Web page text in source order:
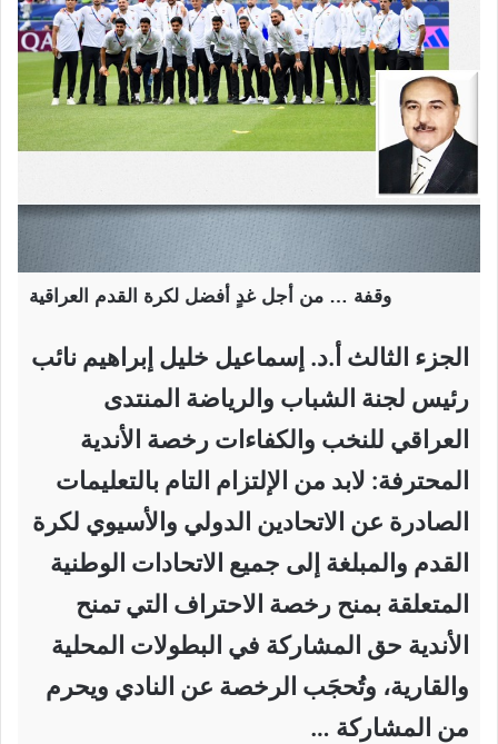
وقفة … من أجل غدٍ أفضل لكرة القدم العراقية
الجزء الثالث أ.د. إسماعيل خليل إبراهيم نائب
رئيس لجنة الشباب والرياضة المنتدى
العراقي للنخب والكفاءات رخصة الأندية
المحترفة: لابد من الإلتزام التام بالتعليمات
الصادرة عن الاتحادين الدولي والأسيوي لكرة
القدم والمبلغة إلى جميع الاتحادات الوطنية
المتعلقة بمنح رخصة الاحتراف التي تمنح
الأندية حق المشاركة في البطولات المحلية
والقارية، وتُحجَب الرخصة عن النادي ويحرم
من المشاركة …